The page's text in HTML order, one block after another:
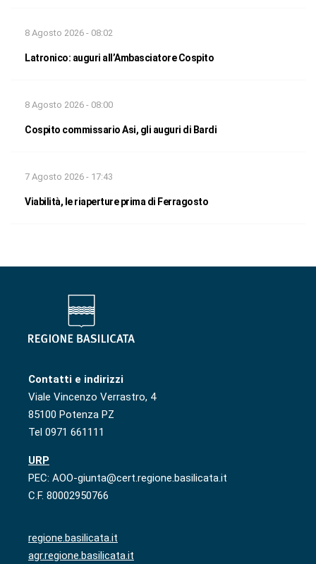
8 Agosto 2026 - 08:02
Latronico: auguri all’Ambasciatore Cospito
8 Agosto 2026 - 08:00
Cospito commissario Asi, gli auguri di Bardi
7 Agosto 2026 - 17:43
Viabilità, le riaperture prima di Ferragosto
Contatti e indirizzi
Viale Vincenzo Verrastro, 4
85100 Potenza PZ
Tel 0971 661111
URP
PEC: AOO-giunta@cert.regione.basilicata.it
C.F. 80002950766
regione.basilicata.it
agr.regione.basilicata.it